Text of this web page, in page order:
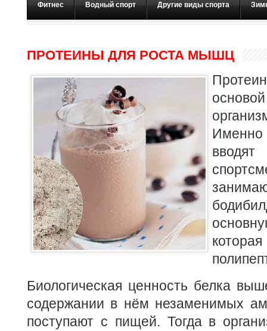
Фитнес Водный спорт Другие виды спорта
ПРОТЕИНЫ ДЛЯ РОСТА МЫШЦ
Именно
Биологическая ценность белка
содержании в нём незаменимых
поступают с пищей. Тогда в